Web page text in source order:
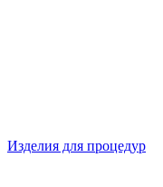
Изделия для процедур